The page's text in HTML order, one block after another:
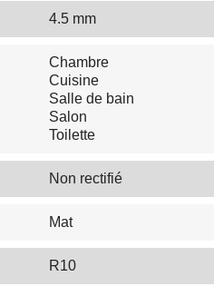
4.5 mm
Chambre
Cuisine
Salle de bain
Salon
Toilette
Non rectifié
Mat
R10